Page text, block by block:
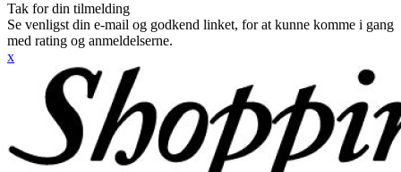
Tak for din tilmelding
Se venligst din e-mail og godkend linket, for at kunne komme i gang
med rating og anmeldelserne.
x